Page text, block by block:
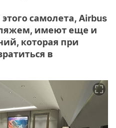
этого самолета, Airbus
имеют еще и
которая при
в